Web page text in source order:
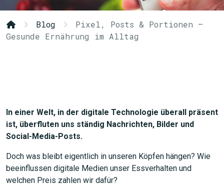
Blog
Pixel, Posts & Portionen –
Gesunde Ernährung im Alltag
In einer Welt, in der digitale Technologie überall präsent
ist, überfluten uns ständig Nachrichten, Bilder und
Social-Media-Posts.
Doch was bleibt eigentlich in unseren Köpfen hängen? Wie
beeinflussen digitale Medien unser Essverhalten und
welchen Preis zahlen wir dafür?